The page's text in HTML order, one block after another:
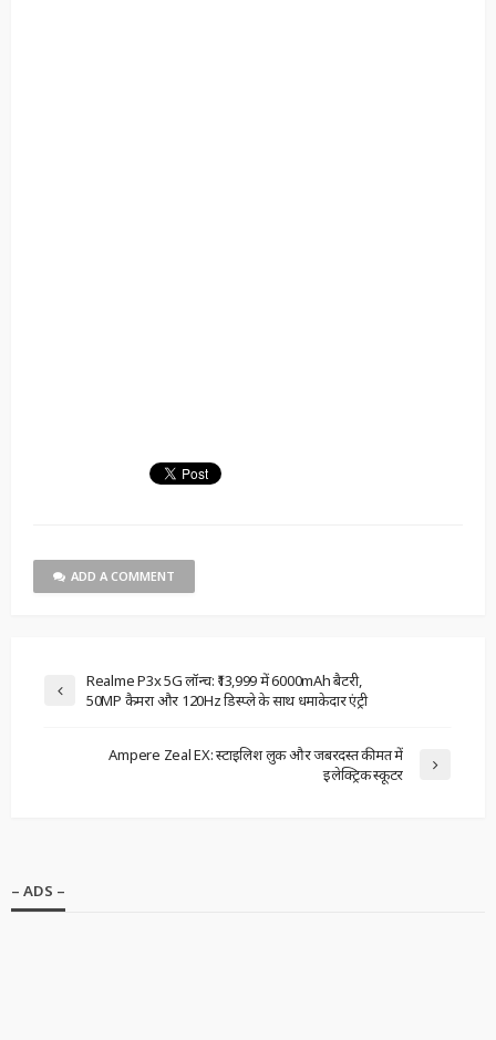
ADD A COMMENT
Realme P3x 5G लॉन्च: ₹13,999 में 6000mAh बैटरी,
50MP कैमरा और 120Hz डिस्प्ले के साथ धमाकेदार एंट्री
Ampere Zeal EX: स्टाइलिश लुक और जबरदस्त कीमत में
इलेक्ट्रिक स्कूटर
– ADS –